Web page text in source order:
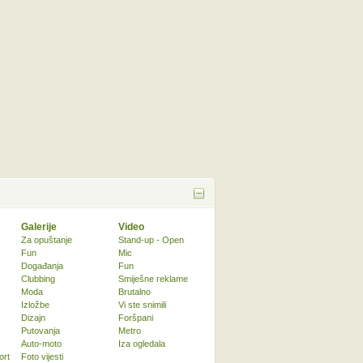
Galerije
Za opuštanje
Fun
Događanja
Clubbing
Moda
Izložbe
Dizajn
Putovanja
Auto-moto
Foto vijesti
Video
Stand-up - Open
Mic
Fun
Smiješne reklame
Brutalno
Vi ste snimili
Foršpani
Metro
Iza ogledala